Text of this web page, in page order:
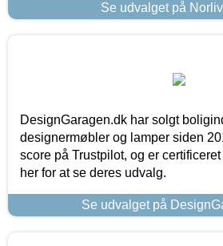
Se udvalget på
DesignGaragen.dk har solgt
designermøbler og lamper siden
score på Trustpilot, og er
her for at se deres udvalg.
Se udvalget på